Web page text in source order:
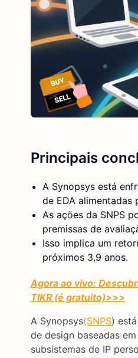
Principais
A Synopsys está
de EDA
As ações da SNPS
premissas de
Isso implica um
próximos 3,9 anos.
Agora ao vivo:
TIKR (é gratuito)>>>
A Synopsys(SNPS)
de design baseadas
subsistemas de IP